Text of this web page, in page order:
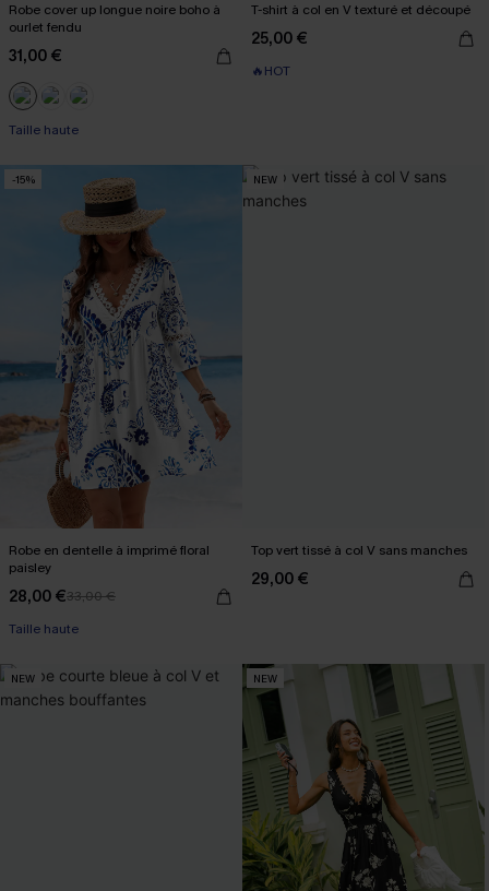
Robe cover up longue noire boho à
ourlet fendu
31,00 €
Taille haute
T-shirt à col en V texturé et découpé
25,00 €
🔥HOT
-15%
Robe en dentelle à imprimé floral
paisley
28,00 €33,00 €
Taille haute
NEW
Top vert tissé à col V sans manches
29,00 €
NEW NEW